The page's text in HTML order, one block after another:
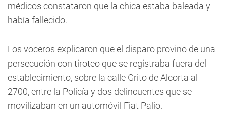
médicos constataron que la chica estaba baleada y
había fallecido.
Los voceros explicaron que el disparo provino de una
persecución con tiroteo que se registraba fuera del
establecimiento, sobre la calle Grito de Alcorta al
2700, entre la Policía y dos delincuentes que se
movilizaban en un automóvil Fiat Palio.